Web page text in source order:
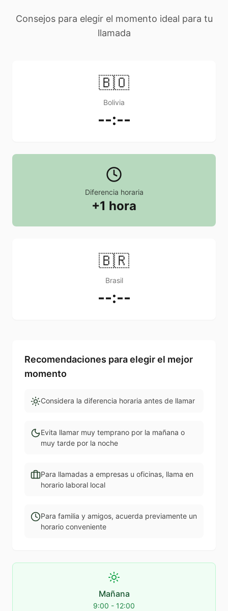
Consejos para elegir el momento ideal para tu
llamada
🇧🇴
Bolivia
--:--
Diferencia horaria
+1 hora
🇧🇷
Brasil
--:--
Recomendaciones para elegir el mejor
momento
Considera la diferencia horaria antes de llamar
Evita llamar muy temprano por la mañana o
muy tarde por la noche
Para llamadas a empresas u oficinas, llama en
horario laboral local
Para familia y amigos, acuerda previamente un
horario conveniente
Mañana
9:00 - 12:00